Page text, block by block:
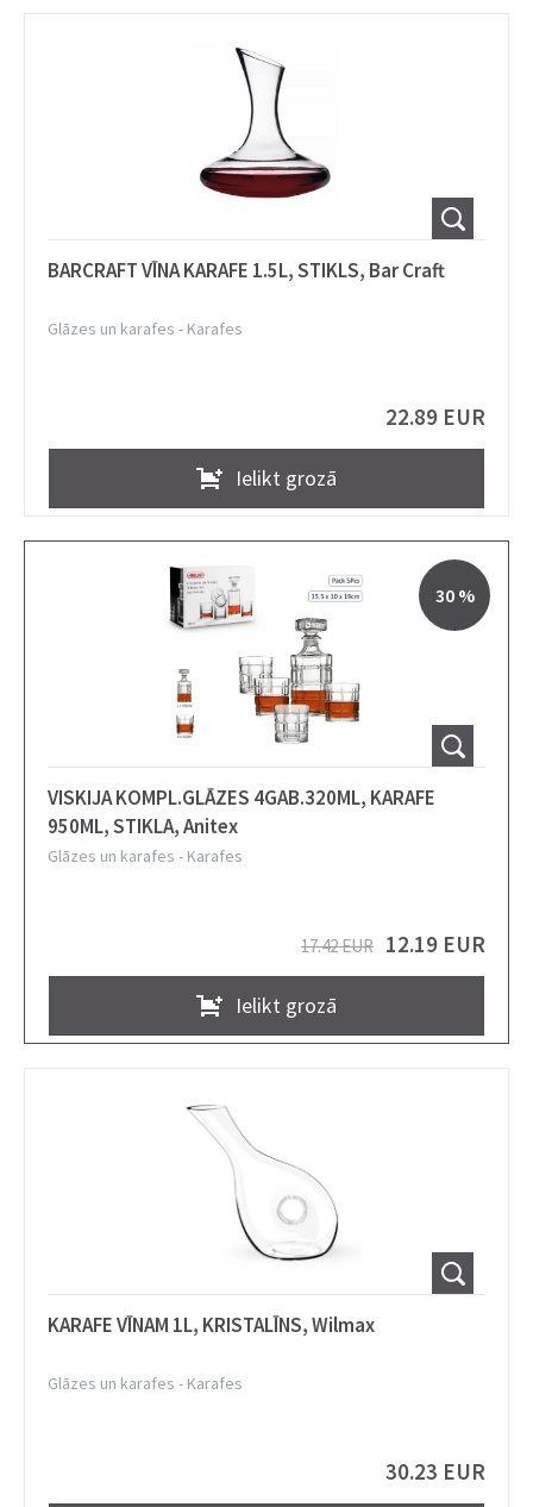
BARCRAFT VĪNA KARAFE 1.5L, STIKLS, Bar Craft
Glāzes un karafes - Karafes
22.89 EUR
Ielikt grozā
30 %
VISKIJA KOMPL.GLĀZES 4GAB.320ML, KARAFE
950ML, STIKLA, Anitex
Glāzes un karafes - Karafes
12.19 EUR
17.42 EUR
Ielikt grozā
KARAFE VĪNAM 1L, KRISTALĪNS, Wilmax
Glāzes un karafes - Karafes
30.23 EUR